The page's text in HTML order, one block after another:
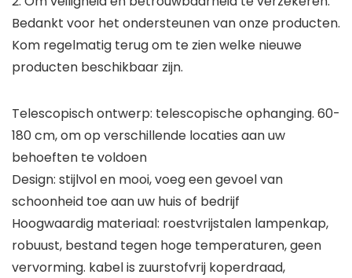
Bedankt voor het ondersteunen van onze producten.
Kom regelmatig terug om te zien welke nieuwe
producten beschikbaar zijn.
Telescopisch ontwerp: telescopische ophanging. 60-
180 cm, om op verschillende locaties aan uw
behoeften te voldoen
Design: stijlvol en mooi, voeg een gevoel van
schoonheid toe aan uw huis of bedrijf
Hoogwaardig materiaal: roestvrijstalen lampenkap,
robuust, bestand tegen hoge temperaturen, geen
vervorming. kabel is zuurstofvrij koperdraad,